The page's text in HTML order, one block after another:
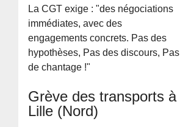
La CGT exige : "des négociations
immédiates, avec des
engagements concrets. Pas des
hypothèses, Pas des discours, Pas
de chantage !"
Grève des transports à
Lille (Nord)